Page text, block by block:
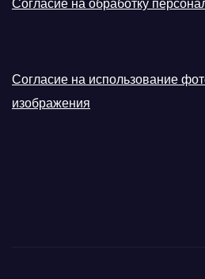
Согласие на обработку
Согласие на использование
изображения